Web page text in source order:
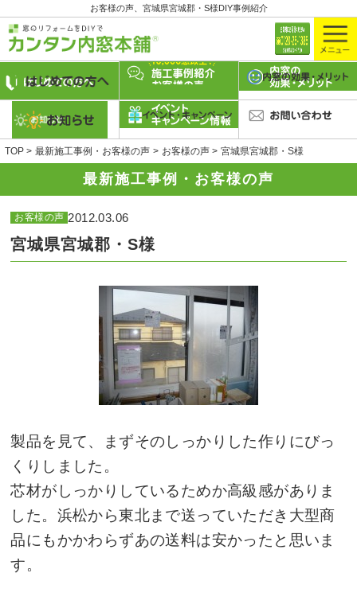
お客様の声、宮城県宮城郡・S様DIY事例紹介
最新施工事例・お客様の声
TOP 最新施工事例・お客様の声 お客様の声 宮城県宮城郡・S様
お客様の声 2012.03.06
宮城県宮城郡・S様
製品を見て、まずそのしっかりした作りにびっ
くりしました。
芯材がしっかりしているためか高級感がありま
した。浜松から東北まで送っていただき大型商
品にもかかわらずあの送料は安かったと思いま
す。